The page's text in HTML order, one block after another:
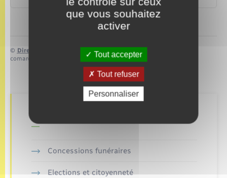
© Direction de l’information légale et administrative
comarquage developpé par baseo.io
Concessions funéraires
Elections et citoyenneté
que vous souhaitez
activer
Tout accepter
Tout refuser
Personnaliser